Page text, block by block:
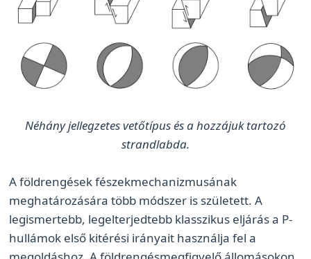
Néhány jellegzetes vetőtípus és a hozzájuk tartozó
strandlabda.
A földrengések fészekmechanizmusának
meghatározására több módszer is született. A
legismertebb, legelterjedtebb klasszikus eljárás a P-
hullámok első kitérési irányait használja fel a